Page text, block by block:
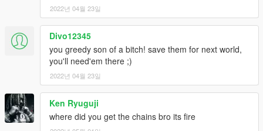
2022년 04월 23일
Divo12345
you greedy son of a bitch! save them for next world,
you'll need'em there ;)
2022년 04월 23일
Ken Ryuguji
where did you get the chains bro its fire